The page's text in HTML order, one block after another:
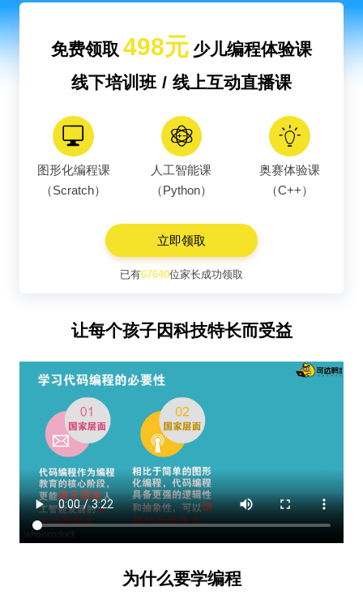
免费领取 498元 少儿编程体验课
线下培训班 / 线上互动直播课
图形化编程课
（Scratch）
人工智能课
（Python）
奥赛体验课
（C++）
立即领取
已有67640位家长成功领取
让每个孩子因科技特长而受益
为什么要学编程